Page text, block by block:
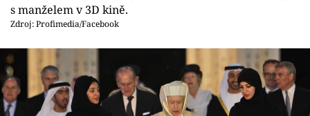
s manželem v 3D kině.
Zdroj: Profimedia/Facebook